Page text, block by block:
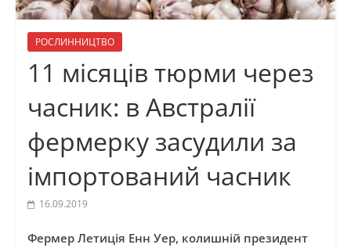
РОСЛИННИЦТВО
11 місяців тюрми через
часник: в Австралії
фермерку засудили за
імпортований часник
16.09.2019
Фермер Летиція Енн Уер, колишній президент